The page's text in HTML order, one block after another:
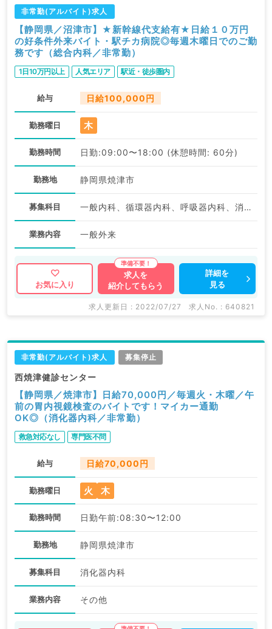
非常勤(アルバイト)求人
【静岡県／沼津市】★新幹線代支給有★日給１０万円
の好条件外来バイト・駅チカ病院◎毎週木曜日でのご勤
務です（総合内科／非常勤）
1日10万円以上 人気エリア 駅近・徒歩圏内
給与 日給100,000円
勤務曜日 木
勤務時間 日勤:09:00〜18:00 (休憩時間: 60分)
勤務地 静岡県焼津市
募集科目 一般内科、循環器内科、呼吸器内科、消化器内科、内分泌・代謝内科、腎臓内科
業務内容 一般外来
お気に入り
求人を
紹介してもらう
詳細を
見る
求人更新日 : 2022/07/27 求人No. : 640821
非常勤(アルバイト)求人 募集停止
西焼津健診センター
【静岡県／焼津市】日給70,000円／毎週火・木曜／午
前の胃内視鏡検査のバイトです！マイカー通勤
OK◎（消化器内科／非常勤）
救急対応なし 専門医不問
給与 日給70,000円
勤務曜日 火 木
勤務時間 日勤午前:08:30〜12:00
勤務地 静岡県焼津市
募集科目 消化器内科
業務内容 その他